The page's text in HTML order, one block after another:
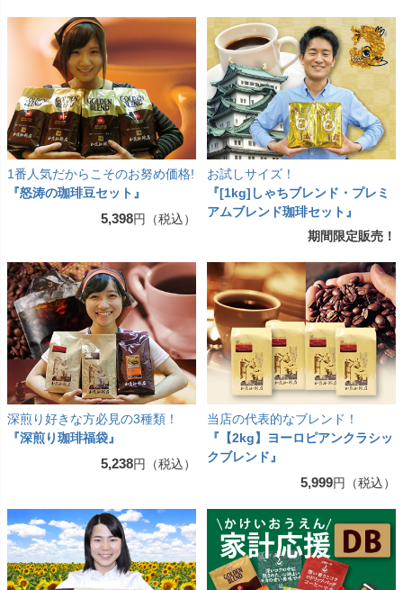
1番人気だからこそのお努め価格!
『怒涛の珈琲豆セット』
5,398円（税込）
お試しサイズ！
『[1kg]しゃちブレンド・プレミ
アムブレンド珈琲セット』
期間限定販売！
深煎り好きな方必見の3種類！
『深煎り珈琲福袋』
5,238円（税込）
当店の代表的なブレンド！
『【2kg】ヨーロピアンクラシッ
クブレンド』
5,999円（税込）